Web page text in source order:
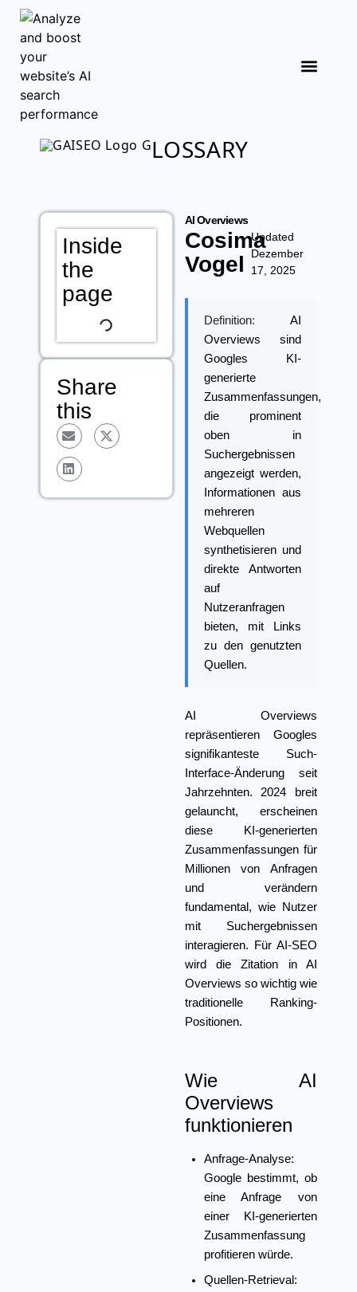
LOSSARY
Inside
the
page
Share
this
AI Overviews
Cosima
Vogel
Updated
Dezember
17, 2025
Definition: AI
Overviews sind
Googles KI-
generierte
Zusammenfassungen,
die prominent
oben in
Suchergebnissen
angezeigt werden,
Informationen aus
mehreren
Webquellen
synthetisieren und
direkte Antworten
auf
Nutzeranfragen
bieten, mit Links
zu den genutzten
Quellen.
AI Overviews
repräsentieren Googles
signifikanteste Such-
Interface-Änderung seit
Jahrzehnten. 2024 breit
gelauncht, erscheinen
diese KI-generierten
Zusammenfassungen für
Millionen von Anfragen
und verändern
fundamental, wie Nutzer
mit Suchergebnissen
interagieren. Für AI-SEO
wird die Zitation in AI
Overviews so wichtig wie
traditionelle Ranking-
Positionen.
Wie AI
Overviews
funktionieren
Anfrage-Analyse:
Google bestimmt, ob
eine Anfrage von
einer KI-generierten
Zusammenfassung
profitieren würde.
Quellen-Retrieval: